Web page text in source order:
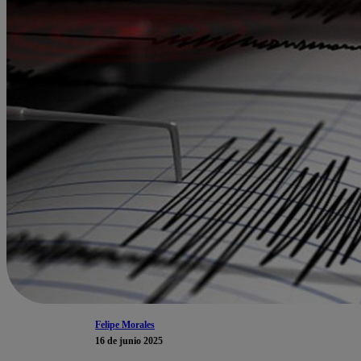
Felipe Morales
16 de junio 2025